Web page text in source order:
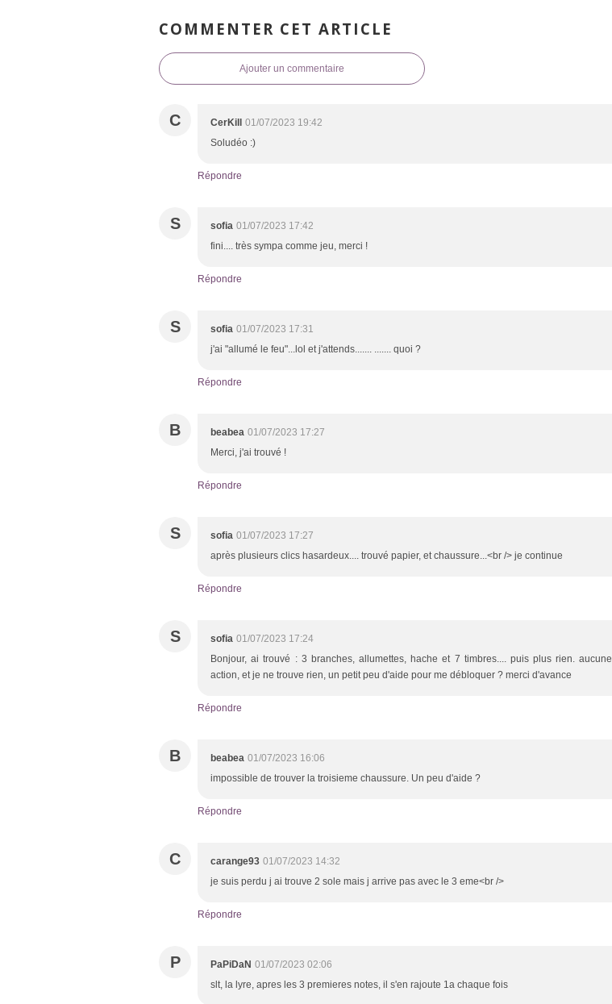
COMMENTER CET ARTICLE
Ajouter un commentaire
C CerKill
01/07/2023 19:42
Soludéo :)
Répondre
S sofia 01/07/2023 17:42
fini.... très sympa comme jeu, merci !
Répondre
S sofia 01/07/2023 17:31
j'ai "allumé le feu"...lol et j'attends....... ....... quoi ?
Répondre
B beabea 01/07/2023 17:27
Merci, j'ai trouvé !
Répondre
S sofia 01/07/2023 17:27
après plusieurs clics hasardeux.... trouvé papier, et chaussure...<br /> je continue
Répondre
S sofia 01/07/2023 17:24
Bonjour, ai trouvé : 3 branches, allumettes, hache et 7 timbres.... puis plus rien. aucune
action, et je ne trouve rien, un petit peu d'aide pour me débloquer ? merci d'avance
Répondre
B beabea 01/07/2023 16:06
impossible de trouver la troisieme chaussure. Un peu d'aide ?
Répondre
C carange93 01/07/2023 14:32
je suis perdu j ai trouve 2 sole mais j arrive pas avec le 3 eme<br />
Répondre
P PaPiDaN 01/07/2023 02:06
slt, la lyre, apres les 3 premieres notes, il s'en rajoute 1a chaque fois